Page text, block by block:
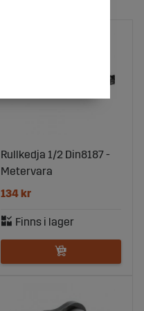
Rullkedja 1/2 Din8187 -
Metervara
134 kr